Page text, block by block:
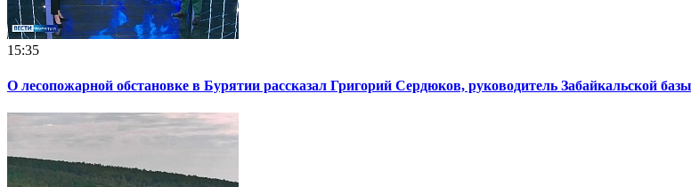
15:35
О лесопожарной обстановке в Бурятии рассказал Григорий Сердюков, руководитель Забайкальской